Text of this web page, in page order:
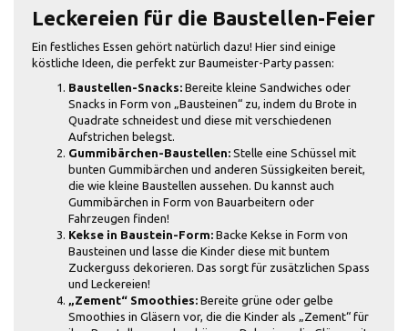
Leckereien für die Baustellen-Feier
Ein festliches Essen gehört natürlich dazu! Hier sind einige
köstliche Ideen, die perfekt zur Baumeister-Party passen:
Baustellen-Snacks: Bereite kleine Sandwiches oder
Snacks in Form von „Bausteinen“ zu, indem du Brote in
Quadrate schneidest und diese mit verschiedenen
Aufstrichen belegst.
Gummibärchen-Baustellen: Stelle eine Schüssel mit
bunten Gummibärchen und anderen Süssigkeiten bereit,
die wie kleine Baustellen aussehen. Du kannst auch
Gummibärchen in Form von Bauarbeitern oder
Fahrzeugen finden!
Kekse in Baustein-Form: Backe Kekse in Form von
Bausteinen und lasse die Kinder diese mit buntem
Zuckerguss dekorieren. Das sorgt für zusätzlichen Spass
und Leckereien!
„Zement“ Smoothies: Bereite grüne oder gelbe
Smoothies in Gläsern vor, die die Kinder als „Zement“ für